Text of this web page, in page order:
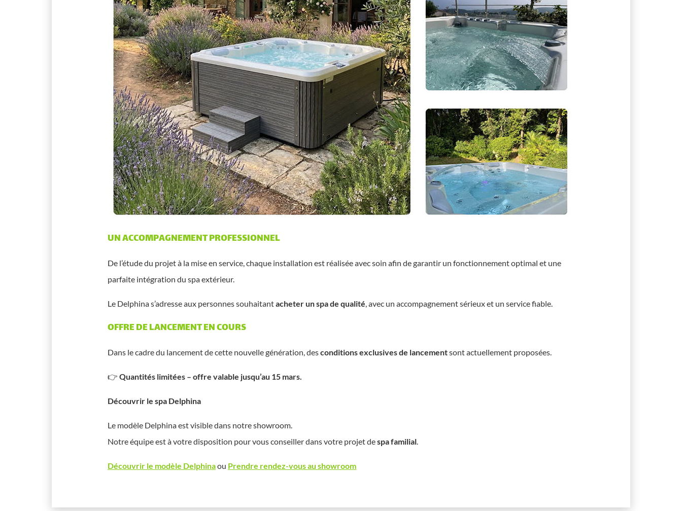
UN ACCOMPAGNEMENT PROFESSIONNEL
De l’étude du projet à la mise en service, chaque installation est réalisée avec soin afin de garantir un fonctionnement optimal et une
parfaite intégration du spa extérieur.
Le Delphina s’adresse aux personnes souhaitantacheter un spa de qualité, avec un accompagnement sérieux et un service fiable.
OFFRE DE LANCEMENT EN COURS
Dans le cadre du lancement de cette nouvelle génération, desconditions exclusives de lancementsont actuellement proposées.
👉 Quantités limitées – offre valable jusqu’au 15 mars.
Découvrir le spa Delphina
Le modèle Delphina est visible dans notre showroom.
Notre équipe est à votre disposition pour vous conseiller dans votre projet despa familial.
Découvrir le modèle Delphinaou Prendre rendez-vous au showroom